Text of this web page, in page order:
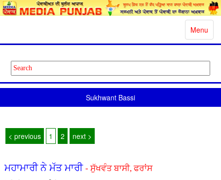
Toggle
Menu
Sukhwant Bassi
< previous 1 2 next >
ਮਹਾਮਾਰੀ ਨੇ ਮੱਤ ਮਾਰੀ - ਸੁੱਖਵੰਤ ਬਾਸੀ, ਫਰਾਂਸ